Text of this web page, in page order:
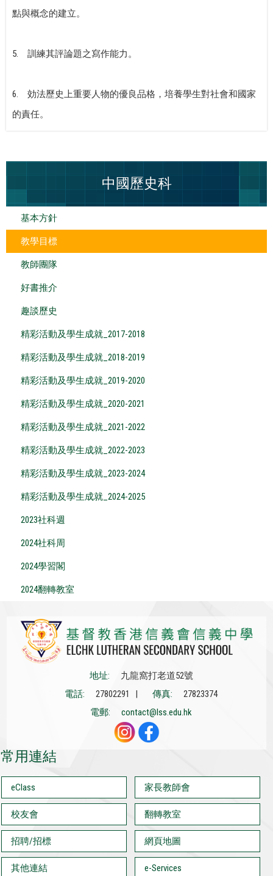
點與概念的建立。
5. 訓練其評論題之寫作能力。
6. 効法歷史上重要人物的優良品格，培養學生對社會和國家
的責任。
中國歷史科
基本方針
教學目標
教師團隊
好書推介
趣談歷史
精彩活動及學生成就_2017-2018
精彩活動及學生成就_2018-2019
精彩活動及學生成就_2019-2020
精彩活動及學生成就_2020-2021
精彩活動及學生成就_2021-2022
精彩活動及學生成就_2022-2023
精彩活動及學生成就_2023-2024
精彩活動及學生成就_2024-2025
2023社科週
2024社科周
2024學習閣
2024翻轉教室
地址:
九龍窩打老道52號
電話:
27802291 | 傳真:
27823374
電郵:
contact@lss.edu.hk
常用連結
eClass 家長教師會
校友會 翻轉教室
招聘/招標 網頁地圖
其他連結 e-Services